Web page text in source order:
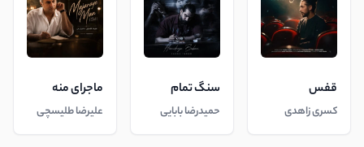
قفس
کسری زاهدی
سنگ تمام
حمیدرضا بابایی
ماجرای منه
علیرضا طلیسچی